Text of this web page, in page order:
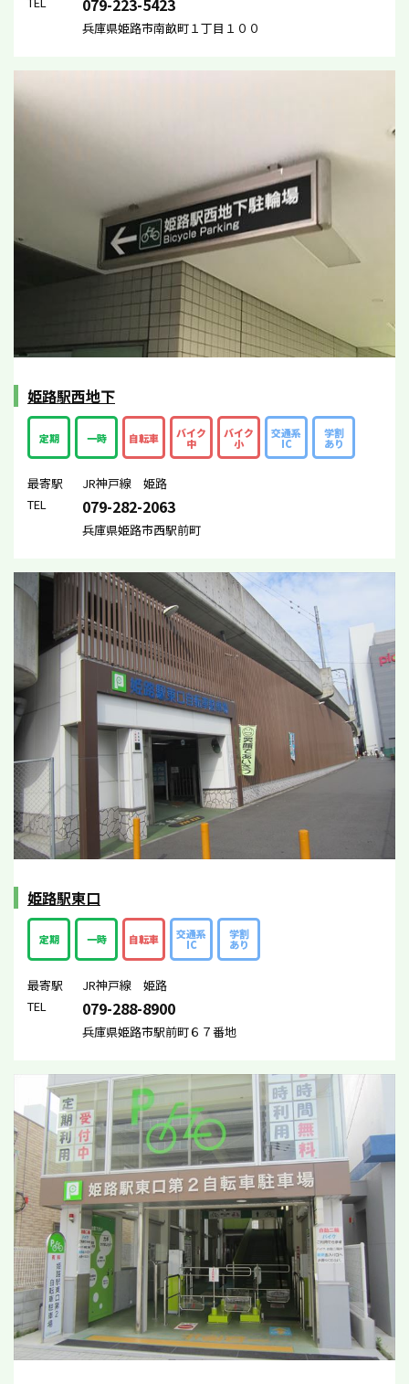
079-223-5423
兵庫県姫路市南畝町１丁目１００
姫路駅西地下
定期 一時 自転車 バイク
中
バイク
小
交通系
IC
学割
あり
最寄駅
JR神戸線 姫路
TEL
079-282-2063
兵庫県姫路市西駅前町
姫路駅東口
定期 一時 自転車 交通系
IC
学割
あり
最寄駅
JR神戸線 姫路
TEL
079-288-8900
兵庫県姫路市駅前町６７番地